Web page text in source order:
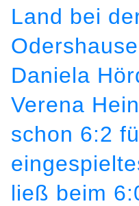
Land bei
Daniela
Verena
schon 6:2
ließ beim